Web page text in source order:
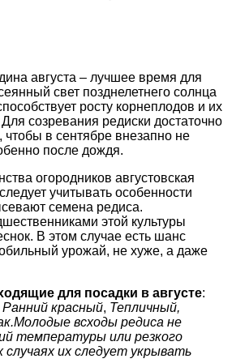
августа – лучшее время для
свет позднелетнего солнца
росту корнеплодов и их
созревания редиски достаточно
чтобы в сентябре внезапно не
после дождя.
огородников августовская
учитывать особенности
семена редиса.
этой культуры
В этом случае есть шанс
урожай, не хуже, а даже
для посадки в августе:
Ранний красный, Тепличный,
Молодые всходы редиса не
температуры или резкого
случаях их следует укрывать